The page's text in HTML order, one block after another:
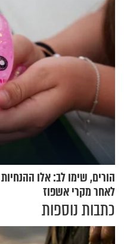
הורים, שימו לב: אלו
לאחר מקרי אשפוז
כתבות נוספות